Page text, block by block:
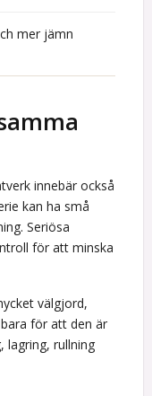
mer jämn
innebär också
kan ha små
Seriösa
för att minska
välgjord,
för att den är
lagring, rullning